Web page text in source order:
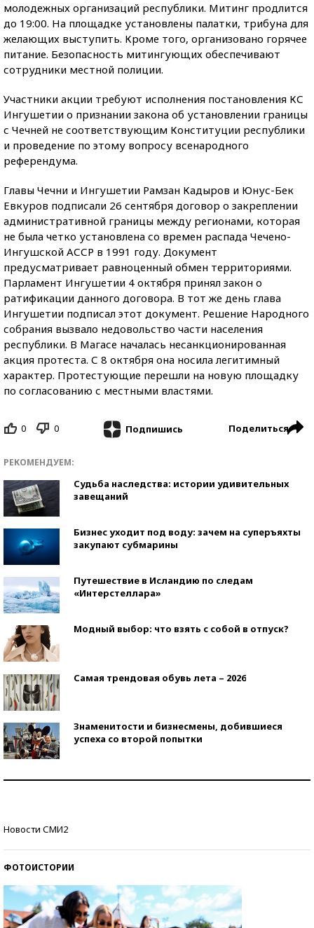
молодежных организаций республики. Митинг продлится
до 19:00. На площадке установлены палатки, трибуна для
желающих выступить. Кроме того, организовано горячее
питание. Безопасность митингующих обеспечивают
сотрудники местной полиции.
Участники акции требуют исполнения постановления КС
Ингушетии о признании закона об установлении границы
с Чечней не соответствующим Конституции республики
и проведение по этому вопросу всенародного
референдума.
Главы Чечни и Ингушетии Рамзан Кадыров и Юнус-Бек
Евкуров подписали 26 сентября договор о закреплении
административной границы между регионами, которая
не была четко установлена со времен распада Чечено-
Ингушской АССР в 1991 году. Документ
предусматривает равноценный обмен территориями.
Парламент Ингушетии 4 октября принял закон о
ратификации данного договора. В тот же день глава
Ингушетии подписал этот документ. Решение Народного
собрания вызвало недовольство части населения
республики. В Магасе началась несанкционированная
акция протеста. С 8 октября она носила легитимный
характер. Протестующие перешли на новую площадку
по согласованию с местными властями.
0 0 Подпишись Поделиться
РЕКОМЕНДУЕМ:
Судьба наследства: истории удивительных
завещаний
Бизнес уходит под воду: зачем на суперъяхты
закупают субмарины
Путешествие в Исландию по следам
«Интерстеллара»
Модный выбор: что взять с собой в отпуск?
Самая трендовая обувь лета – 2026
Знаменитости и бизнесмены, добившиеся
успеха со второй попытки
Новости СМИ2
ФОТОИСТОРИИ